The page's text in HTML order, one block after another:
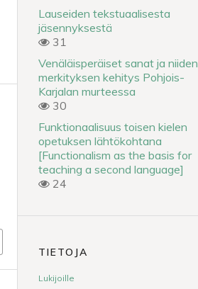
Lauseiden tekstuaalisesta
jäsennyksestä
31
Venäläisperäiset sanat ja niiden
merkityksen kehitys Pohjois-
Karjalan murteessa
30
Funktionaalisuus toisen kielen
opetuksen lähtökohtana
[Functionalism as the basis for
teaching a second language]
24
TIETOJA
Lukijoille